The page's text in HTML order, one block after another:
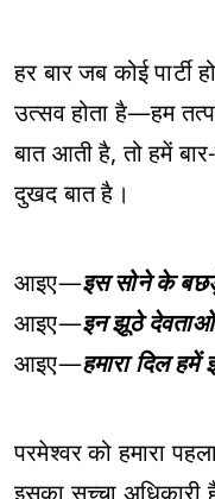
हर बार जब कोई पार्टी
उत्सव होता है—हम
बात आती है, तो हमें
दुखद बात है।
आइए—इस सोने के
आइए—इन झूठे
आइए—हमारा दिल
परमेश्वर को हमारा
इसका सच्चा अधिकारी